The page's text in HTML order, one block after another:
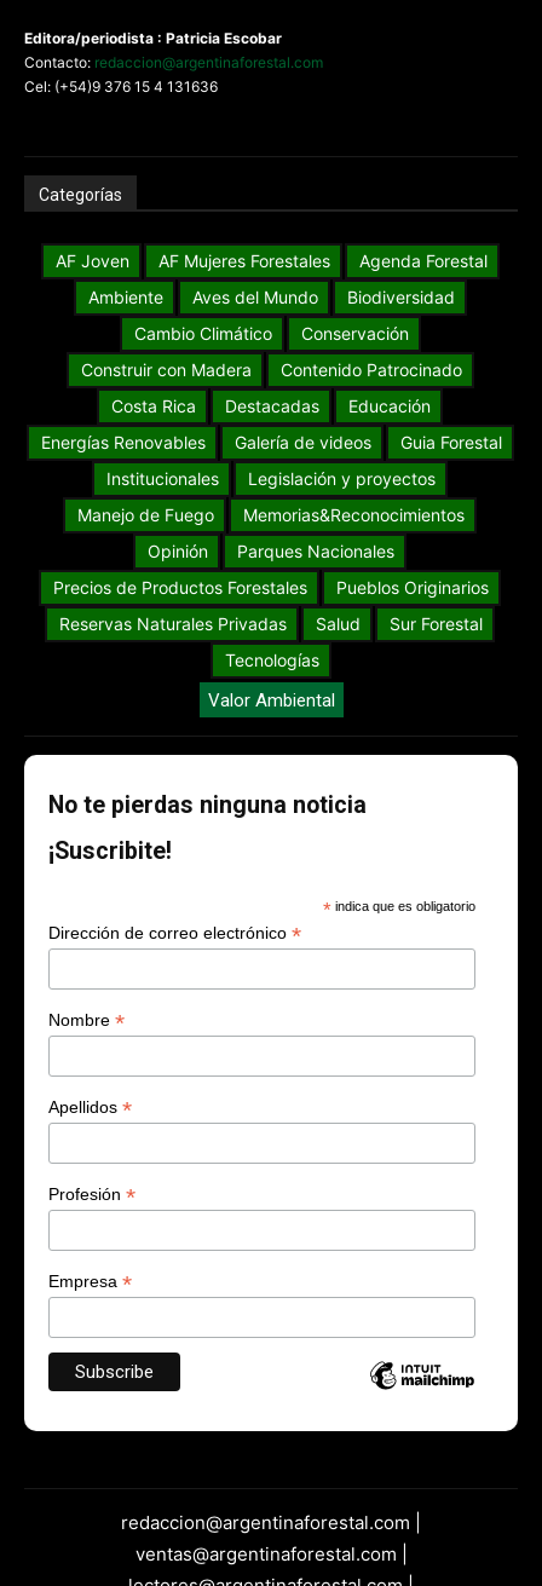
Editora/periodista : Patricia Escobar
Contacto: redaccion@argentinaforestal.com
Cel: (+54)9 376 15 4 131636
Categorías
AF Joven AF Mujeres Forestales
Agenda Forestal
Ambiente
Aves del Mundo
Biodiversidad
Cambio Climático
Conservación
Construir con Madera
Contenido Patrocinado
Costa Rica
Destacadas
Educación
Energías Renovables
Galería de videos
Guia Forestal
Institucionales
Legislación y proyectos
Manejo de Fuego
Memorias&Reconocimientos
Opinión
Parques Nacionales
Precios de Productos Forestales
Pueblos Originarios
Reservas Naturales Privadas
Salud
Sur Forestal
Tecnologías
Valor Ambiental
No te pierdas ninguna noticia
¡Suscribite!
* indica que es obligatorio
Dirección de correo electrónico *
Nombre *
Apellidos *
Profesión *
Empresa *
redaccion@argentinaforestal.com |
ventas@argentinaforestal.com |